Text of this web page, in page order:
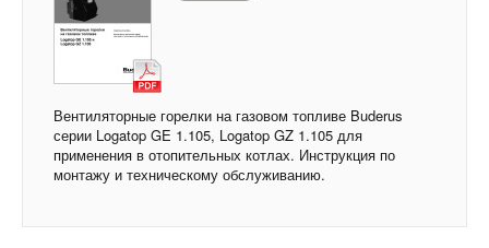
Вентиляторные горелки на газовом топливе Buderus
серии Logatop GE 1.105, Logatop GZ 1.105 для
применения в отопительных котлах. Инструкция по
монтажу и техническому обслуживанию.